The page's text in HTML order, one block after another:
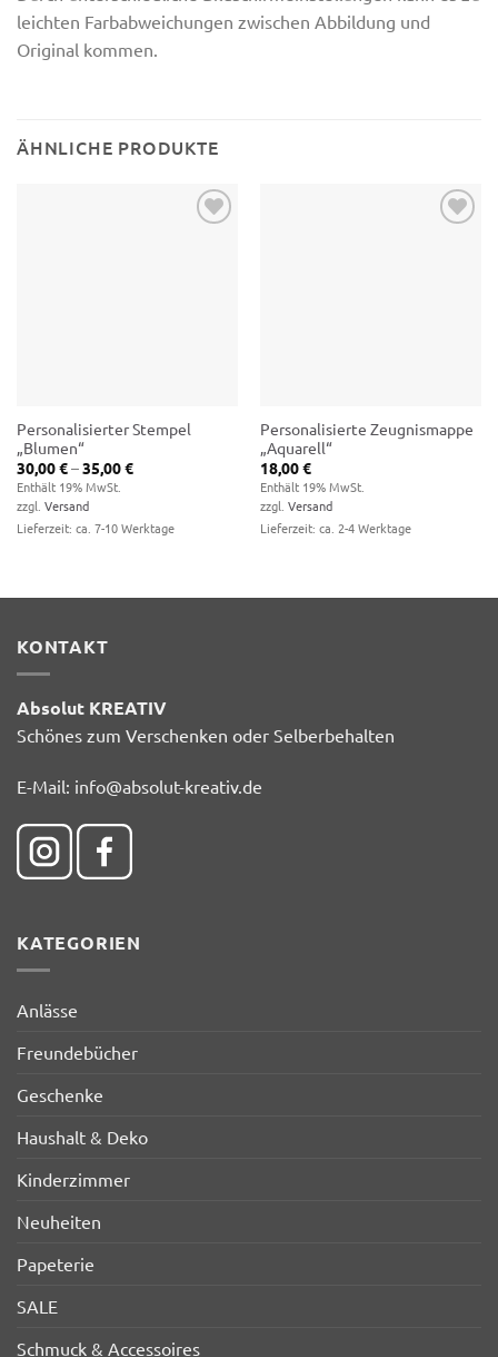
leichten Farbabweichungen zwischen Abbildung und
Original kommen.
ÄHNLICHE PRODUKTE
Personalisierter Stempel
„Blumen“
30,00€–35,00€Preisspanne:
Enthält 19% MwSt.
zzgl. Versand
Lieferzeit: ca. 7-10 Werktage
Personalisierte Zeugnismappe
„Aquarell“
18,00€
Enthält 19% MwSt.
zzgl. Versand
Lieferzeit: ca. 2-4 Werktage
KONTAKT
Absolut KREATIV
Schönes zum Verschenken oder Selberbehalten
E-Mail: info@absolut-kreativ.de
KATEGORIEN
Anlässe
Freundebücher
Geschenke
Haushalt & Deko
Kinderzimmer
Neuheiten
Papeterie
SALE
Schmuck & Accessoires